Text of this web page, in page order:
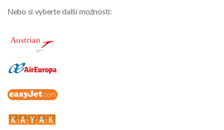
Nebo si vyberte další možnosti: